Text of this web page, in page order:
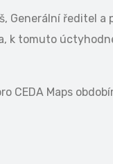
Generální ředitel a
k tomuto
CEDA Maps